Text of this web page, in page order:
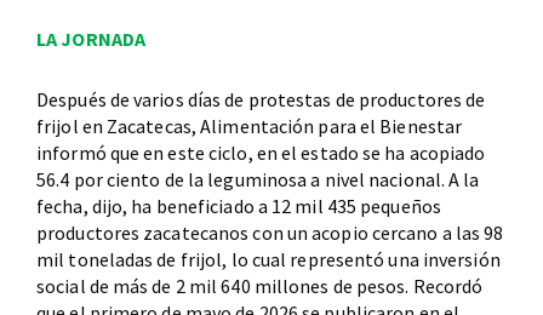
LA JORNADA
Después de varios días de protestas de productores de
frijol en Zacatecas, Alimentación para el Bienestar
informó que en este ciclo, en el estado se ha acopiado
56.4 por ciento de la leguminosa a nivel nacional. A la
fecha, dijo, ha beneficiado a 12 mil 435 pequeños
productores zacatecanos con un acopio cercano a las 98
mil toneladas de frijol, lo cual representó una inversión
social de más de 2 mil 640 millones de pesos. Recordó